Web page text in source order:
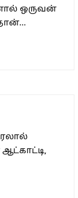
ஒருவன்